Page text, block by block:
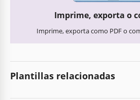
Imprime, exporta o
Imprime, exporta como PDF o
Plantillas relacionadas